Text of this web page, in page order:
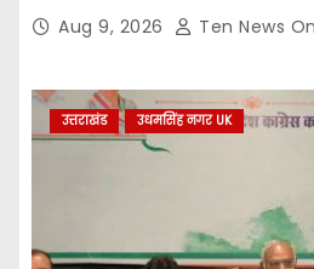
Aug 9, 2026 Ten News
उत्तराखंड उधमसिंह नगर UK